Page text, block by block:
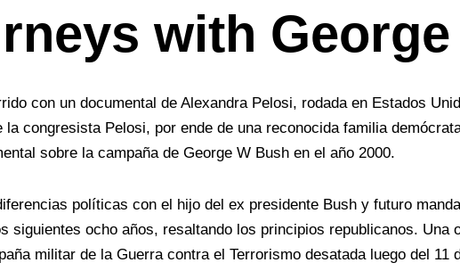
with George
con un documental de Alexandra Pelosi, rodada en Estados
la congresista Pelosi, por ende de una reconocida familia
sobre la campaña de George W Bush en el año 2000.
políticas con el hijo del ex presidente Bush y futuro
siguientes ocho años, resaltando los principios republicanos. Una
militar de la Guerra contra el Terrorismo desatada luego del 11